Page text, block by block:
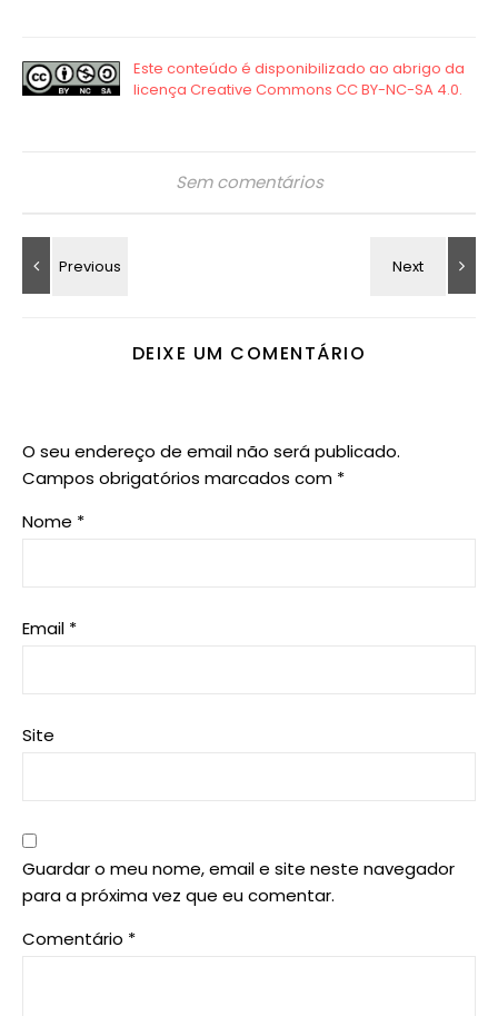
Sem comentários
DEIXE UM COMENTÁRIO
O seu endereço de email não será publicado.
Campos obrigatórios marcados com *
Nome *
Email *
Site
Guardar o meu nome, email e site neste navegador
para a próxima vez que eu comentar.
Comentário *